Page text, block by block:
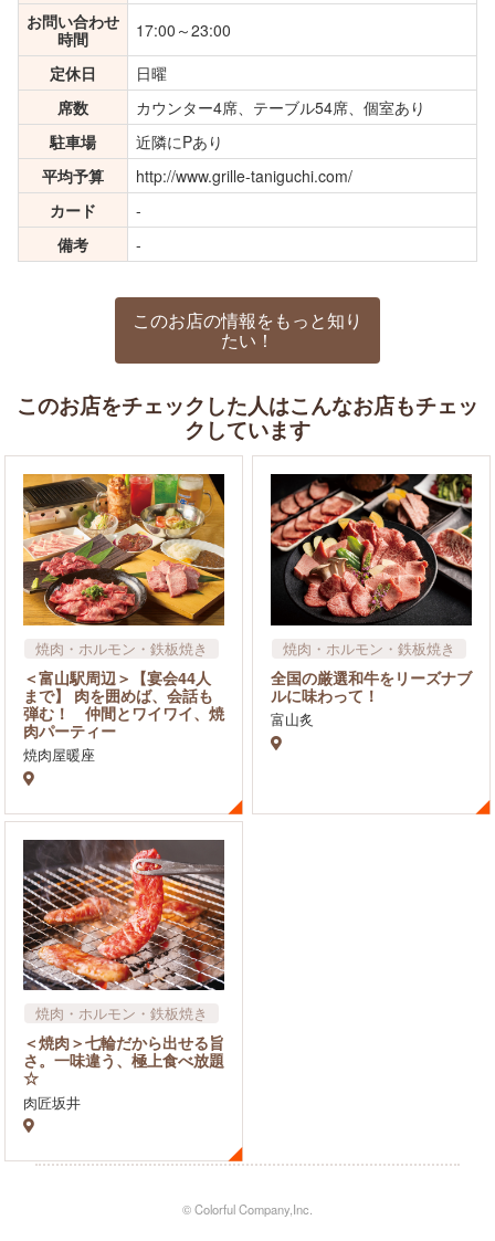
お問い合わせ
時間
17:00～23:00
定休日
日曜
席数
カウンター4席、テーブル54席、個室あり
駐車場
近隣にPあり
平均予算
http://www.grille-taniguchi.com/
カード
-
備考
-
このお店の情報をもっと知り
たい！
このお店をチェックした人はこんなお店もチェッ
クしています
焼肉・ホルモン・鉄板焼き
居酒屋
飲食店
＜富山駅周辺＞【宴会44人
まで】 肉を囲めば、会話も
弾む！ 仲間とワイワイ、焼
肉パーティー
焼肉屋暖座
焼肉・ホルモン・鉄板焼き
飲食店
全国の厳選和牛をリーズナブ
ルに味わって！
富山炙
焼肉・ホルモン・鉄板焼き
＜焼肉＞七輪だから出せる旨
さ。一味違う、極上食べ放題
☆
肉匠坂井
© Colorful Company,Inc.